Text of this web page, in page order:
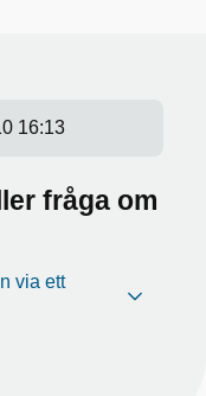
16:13
fråga om
via ett